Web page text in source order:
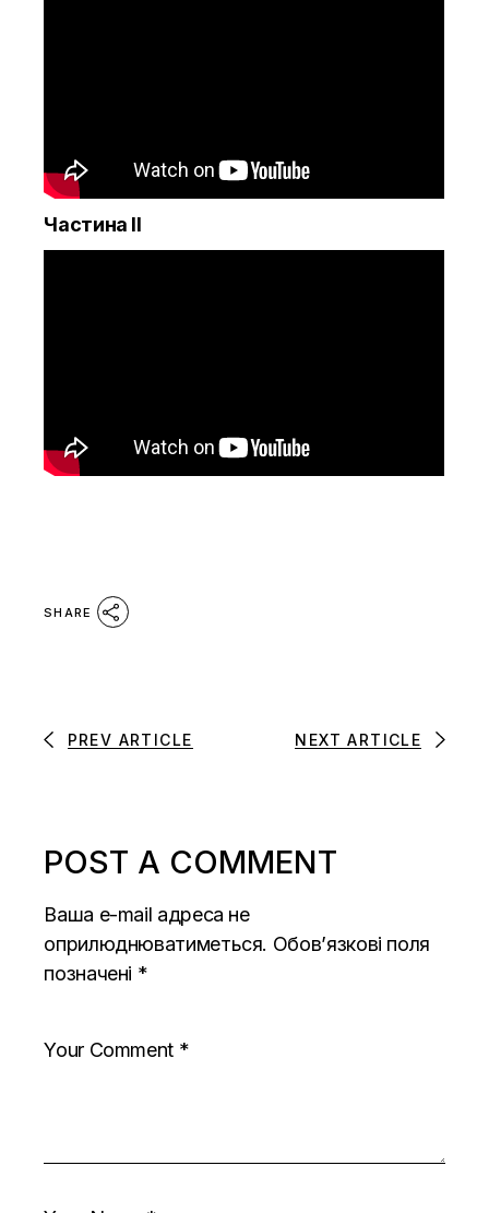
Частина ІІ
SHARE
PREV ARTICLE NEXT ARTICLE
POST A COMMENT
Ваша e-mail адреса не
оприлюднюватиметься. Обов’язкові поля
позначені *